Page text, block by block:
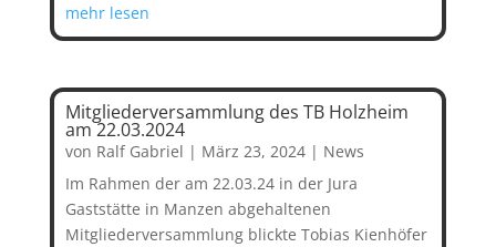
mehr lesen
Mitgliederversammlung des TB Holzheim
am 22.03.2024
von Ralf Gabriel | März 23, 2024| News
Im Rahmen der am 22.03.24 in der Jura
Gaststätte in Manzen abgehaltenen
Mitgliederversammlung blickte Tobias Kienhöfer